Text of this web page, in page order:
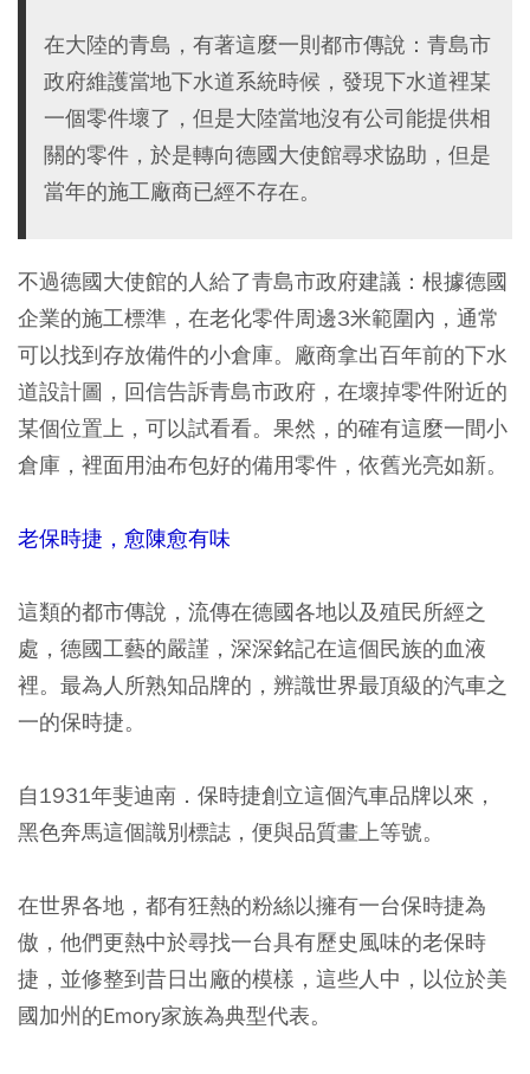
在大陸的青島，有著這麼一則都市傳說：青島市
政府維護當地下水道系統時候，發現下水道裡某
一個零件壞了，但是大陸當地沒有公司能提供相
關的零件，於是轉向德國大使館尋求協助，但是
當年的施工廠商已經不存在。
不過德國大使館的人給了青島市政府建議：根據德國
企業的施工標準，在老化零件周邊3米範圍內，通常
可以找到存放備件的小倉庫。廠商拿出百年前的下水
道設計圖，回信告訴青島市政府，在壞掉零件附近的
某個位置上，可以試看看。果然，的確有這麼一間小
倉庫，裡面用油布包好的備用零件，依舊光亮如新。
老保時捷，愈陳愈有味
這類的都市傳說，流傳在德國各地以及殖民所經之
處，德國工藝的嚴謹，深深銘記在這個民族的血液
裡。最為人所熟知品牌的，辨識世界最頂級的汽車之
一的保時捷。
自1931年斐迪南．保時捷創立這個汽車品牌以來，
黑色奔馬這個識別標誌，便與品質畫上等號。
在世界各地，都有狂熱的粉絲以擁有一台保時捷為
傲，他們更熱中於尋找一台具有歷史風味的老保時
捷，並修整到昔日出廠的模樣，這些人中，以位於美
國加州的Emory家族為典型代表。